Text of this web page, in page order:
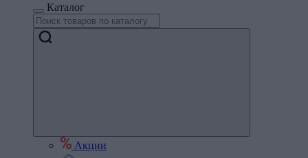
Каталог
Акции